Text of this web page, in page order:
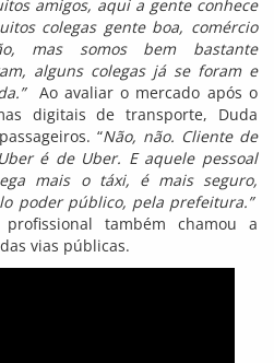
amigos, aqui a gente conhece
colegas gente boa, comércio
mas somos bem bastante
alguns colegas já se foram e
Ao avaliar o mercado após o
digitais de transporte, Duda
“Não, não. Cliente de
é de Uber. E aquele pessoal
mais o táxi, é mais seguro,
poder público, pela prefeitura.”
também chamou a
vias públicas.